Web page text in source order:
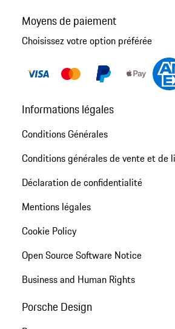
Moyens de paiement
Choisissez votre option préférée
Informations légales
Conditions Générales
Conditions générales de vente et de
Déclaration de confidentialité
Mentions légales
Cookie Policy
Open Source Software Notice
Business and Human Rights
Porsche Design